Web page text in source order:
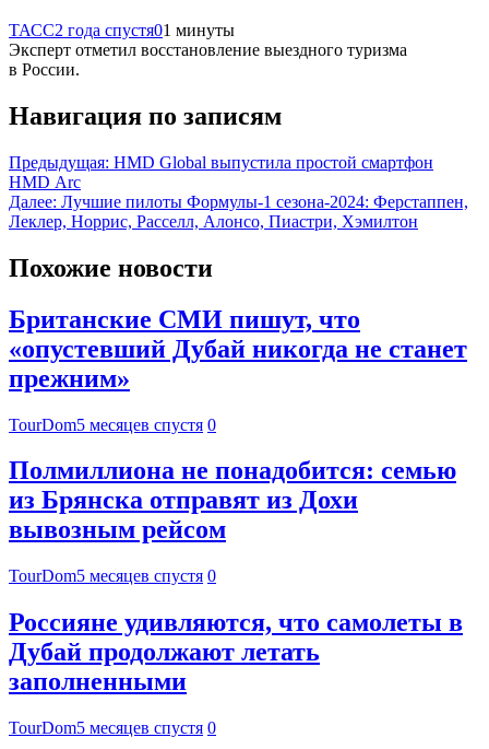
ТАСС2 года спустя01 минуты
Эксперт отметил восстановление выездного туризма
в России.
Навигация по записям
Предыдущая: HMD Global выпустила простой смартфон
HMD Arc
Далее: Лучшие пилоты Формулы-1 сезона-2024: Ферстаппен,
Леклер, Норрис, Расселл, Алонсо, Пиастри, Хэмилтон
Похожие новости
Британские СМИ пишут, что
«опустевший Дубай никогда не станет
прежним»
TourDom5 месяцев спустя 0
Полмиллиона не понадобится: семью
из Брянска отправят из Дохи
вывозным рейсом
TourDom5 месяцев спустя 0
Россияне удивляются, что самолеты в
Дубай продолжают летать
заполненными
TourDom5 месяцев спустя 0